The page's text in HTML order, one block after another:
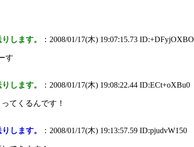
します。 ：2008/01/17(木) 19:07:15.73 ID:+DFyjOXBO
す
します。 ：2008/01/17(木) 19:08:22.44 ID:ECt+oXBu0
てくるんです！
します。 ：2008/01/17(木) 19:13:57.59 ID:pjudvW150